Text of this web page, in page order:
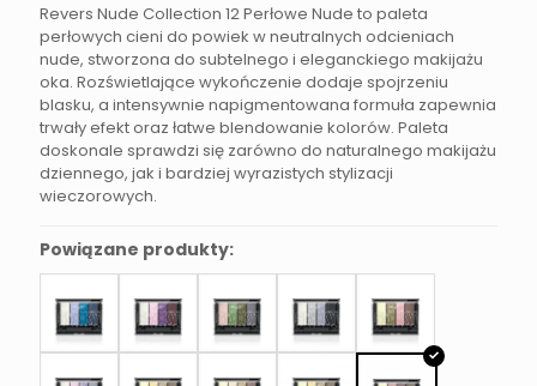
Revers Nude Collection 12 Perłowe Nude to paleta
perłowych cieni do powiek w neutralnych odcieniach
nude, stworzona do subtelnego i eleganckiego makijażu
oka. Rozświetlające wykończenie dodaje spojrzeniu
blasku, a intensywnie napigmentowana formuła zapewnia
trwały efekt oraz łatwe blendowanie kolorów. Paleta
doskonale sprawdzi się zarówno do naturalnego makijażu
dziennego, jak i bardziej wyrazistych stylizacji
wieczorowych.
Powiązane produkty: